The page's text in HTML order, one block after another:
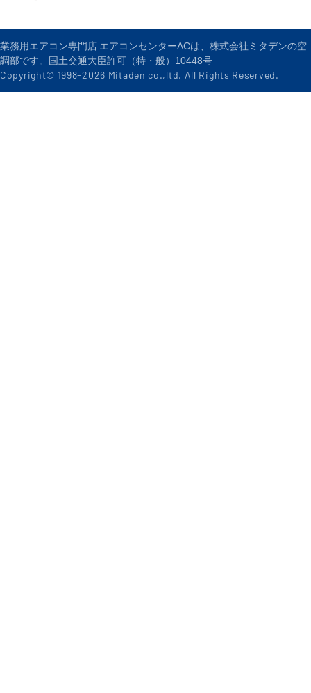
業務用エアコン専門店 エアコンセンターACは、株式会社ミタデンの空
調部です。国土交通大臣許可（特・般）10448号
Copyright© 1998-2026 Mitaden co.,ltd. All Rights Reserved.